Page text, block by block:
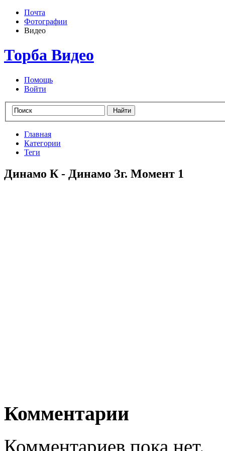
Почта
Фотографии
Видео
Торба Видео
Помощь
Войти
Главная
Категории
Теги
Динамо К - Динамо Зг. Момент 1
Комментарии
Комментариев пока нет.